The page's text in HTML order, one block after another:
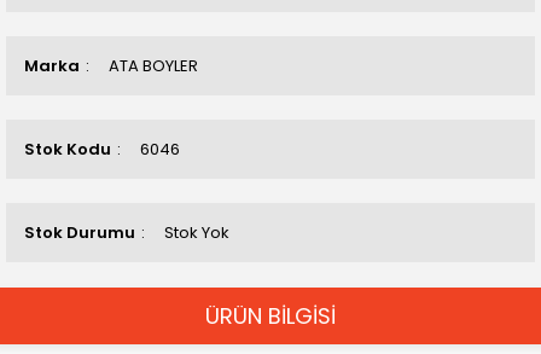
Marka ATA BOYLER
Stok Kodu 6046
Stok Durumu Stok Yok
ÜRÜN BİLGİSİ